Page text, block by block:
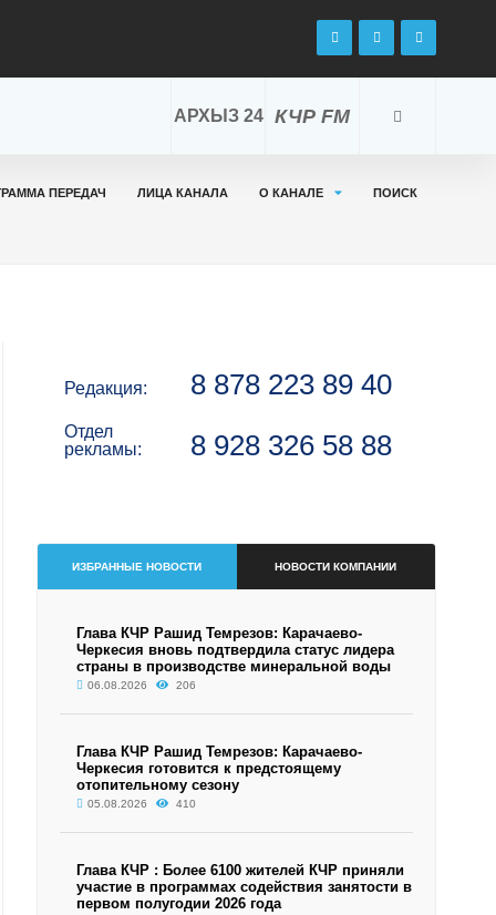
КЧР FM
АРХЫЗ 24
ПЕРЕДАЧ ЛИЦА КАНАЛА О КАНАЛЕ ПОИСК
Редакция: 8 878 223 89 40
Отдел
рекламы:
8 928 326 58 88
ИЗБРАННЫЕ НОВОСТИ НОВОСТИ КОМПАНИИ
Глава КЧР Рашид Темрезов: Карачаево-
Черкесия вновь подтвердила статус лидера
страны в производстве минеральной воды
06.08.2026 206
Глава КЧР Рашид Темрезов: Карачаево-
Черкесия готовится к предстоящему
отопительному сезону
05.08.2026 410
Глава КЧР : Более 6100 жителей КЧР приняли
участие в программах содействия занятости в
первом полугодии 2026 года